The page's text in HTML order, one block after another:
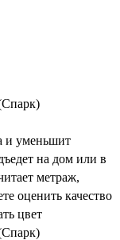
и уменьшит
на дом или в
метраж,
оценить качество
цвет